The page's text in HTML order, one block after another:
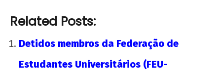
Related Posts:
Detidos membros da Federação de
Estudantes Universitários (FEU-